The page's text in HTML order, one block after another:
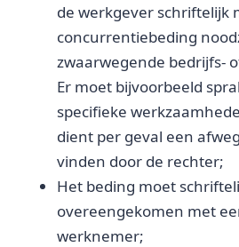
de werkgever schriftelijk
concurrentiebeding
zwaarwegende bedrijfs-
Er moet bijvoorbeeld
specifieke
dient per geval een
vinden door de rechter;
Het beding moet
overeengekomen met
werknemer;